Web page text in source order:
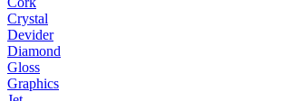
Crystal
Devider
Diamond
Gloss
Graphics